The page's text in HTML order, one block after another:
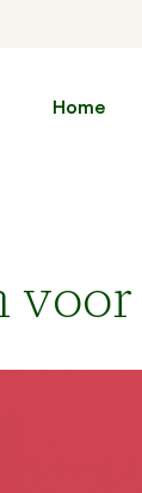
Home